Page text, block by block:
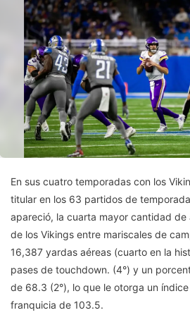
En sus cuatro temporadas con los
titular en los 63 partidos de
apareció, la cuarta mayor cantidad de
de los Vikings entre mariscales de
16,387 yardas aéreas (cuarto en la
pases de touchdown. (4°) y un
de 68.3 (2°), lo que le otorga un
franquicia de 103.5.